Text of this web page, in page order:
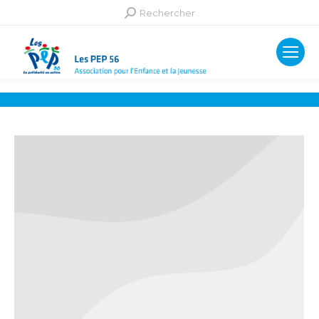
Recherche
Rechercher